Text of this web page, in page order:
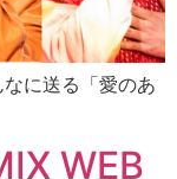
に送る「愛のあ
WEB